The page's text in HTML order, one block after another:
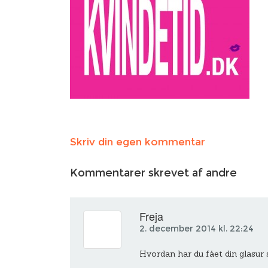
Skriv din egen kommentar
Kommentarer skrevet af andre
Freja
2. december 2014 kl. 22:24
Hvordan har du fået din glasur